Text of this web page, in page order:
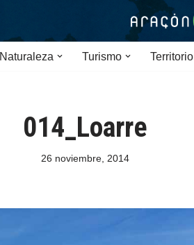
Naturaleza Turismo Territorio
014_Loarre
26 noviembre, 2014